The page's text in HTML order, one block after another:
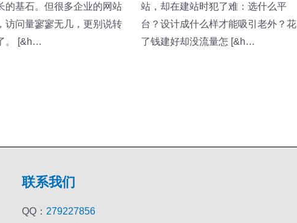
的基石。但很多企业的网站
访问量寥寥无几，更别说转
。 [&h…
站，却在建站时犯了难：选什么平
台？设计成什么样才能吸引老外？花
了钱建好却没流量怎 [&h…
联系我们
QQ： 279227856